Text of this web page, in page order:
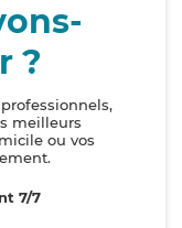
?
meilleurs
ou vos
7/7